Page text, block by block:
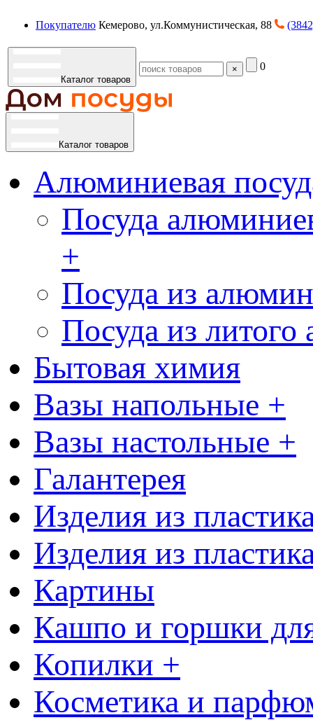
Покупателю Кемерово, ул.Коммунистическая, 88
Каталог товаров
× 0
Каталог товаров
Алюминиевая
Посуда
+
Посуда из
Посуда из
Бытовая химия
Вазы напольные +
Вазы настольные +
Галантерея
Изделия из
Изделия из
Картины
Кашпо и горшки
Копилки +
Косметика и